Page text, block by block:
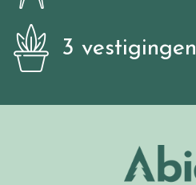
3 vestigingen